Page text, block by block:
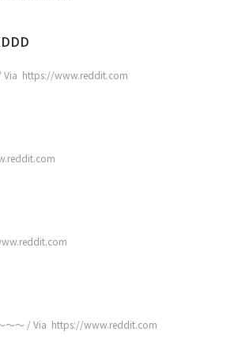
https://www.reddit.com
～～ / Via https://www.reddit.com